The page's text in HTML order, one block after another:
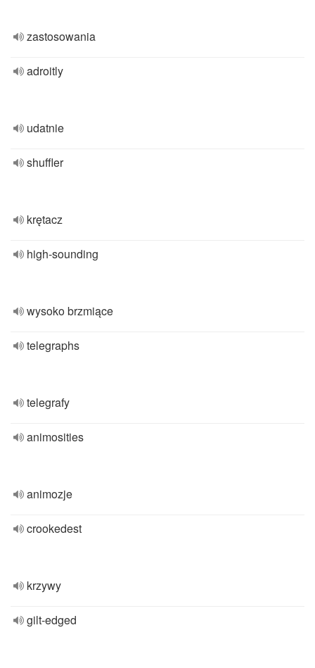
zastosowania
adroitly
udatnie
shuffler
krętacz
high-sounding
wysoko brzmiące
telegraphs
telegrafy
animosities
animozje
crookedest
krzywy
gilt-edged